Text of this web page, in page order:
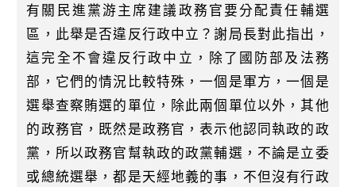
有關民進黨游主席建議政務官要分配責任輔選
區，此舉是否違反行政中立？謝局長對此指出，
這完全不會違反行政中立，除了國防部及法務
部，它們的情況比較特殊，一個是軍方，一個是
選舉查察賄選的單位，除此兩個單位以外，其他
的政務官，既然是政務官，表示他認同執政的政
黨，所以政務官幫執政的政黨輔選，不論是立委
或總統選舉，都是天經地義的事，不但沒有行政